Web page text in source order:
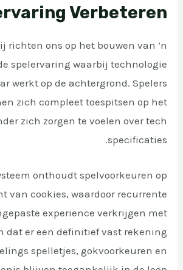
Verbeteren
richten ons op het bouwen van ‘n
spelervaring waarbij technologie
werkt op de achtergrond. Spelers
zich compleet toespitsen op het
zich zorgen te voelen over tech
specificaties.
onthoudt spelvoorkeuren op
van cookies, waardoor recurrente
experience verkrijgen met
dat er een definitief vast rekening
spelletjes, gokvoorkeuren en